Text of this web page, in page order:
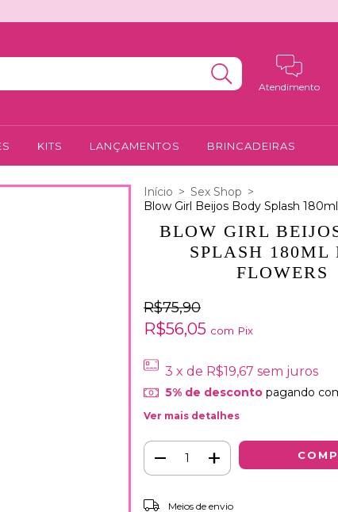
Atendimento
KITS LANÇAMENTOS BRINCADEIRAS
Início > Sex Shop >
Blow Girl Beijos Body Splash
BLOW GIRL
SPLASH 180ML
FLOWERS
R$75,90
R$56,05 com Pix
3 x de R$19,67 sem juros
5% de descontopagando
Ver mais detalhes
Entregas para o CEP:
Meios de envio